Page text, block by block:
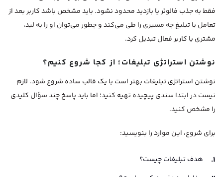
فقط به جذب فالوئر یا بازدید محدود نشود. باید مشخص باشد کاربر بعد از
تعامل با تبلیغ چه مسیری را طی می‌کند و چطور می‌توان او را به لید،
مشتری یا کاربر فعال تبدیل کرد.
نوشتن استراتژی تبلیغات؛ از کجا شروع کنیم؟
نوشتن استراتژی تبلیغات بهتر است با یک قالب ساده شروع شود. لازم
نیست در ابتدا سندی پیچیده تهیه کنید؛ اما باید پاسخ چند سؤال کلیدی
را مشخص کنید.
برای شروع، این موارد را بنویسید:
هدف تبلیغات چیست؟